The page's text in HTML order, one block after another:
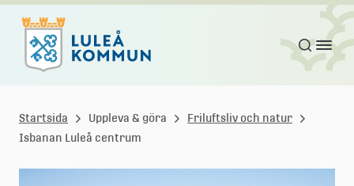
Gå till innehållet
u
l
Startsida Uppleva & göra
Friluftsliv och natur
Isbanan Luleå centrum